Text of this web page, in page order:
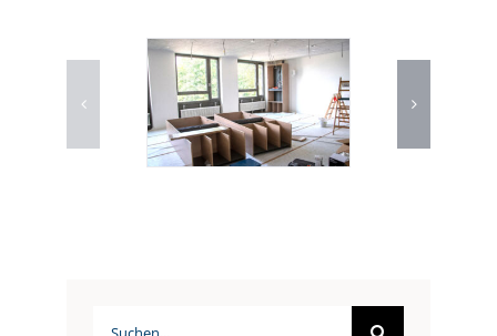
Suche